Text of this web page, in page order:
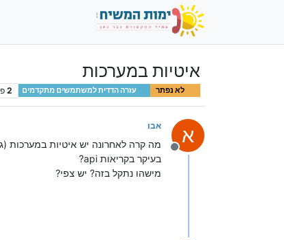
איטיות במערכות
לא נפתר עזרה הדדית למשתמשים מתקדמים 2
א
מנותק
אבו
מה קרה לאחרונה יש איטיות במערכות
בעיקר בקריאות api?
מישהו נתקל בזה? יש צפי?